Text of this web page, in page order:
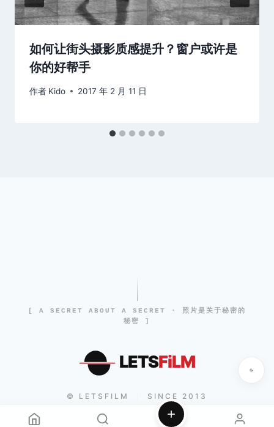
如何让街头摄影质感提升？窗户或许是
你的好帮手
作者 Kido 2017 年 2 月 11 日
[ A SECRET ABOUT A SECRET · 照片是关于秘密的
秘密 ]
LETSFiLM
© LETSFILM SINCE 2013